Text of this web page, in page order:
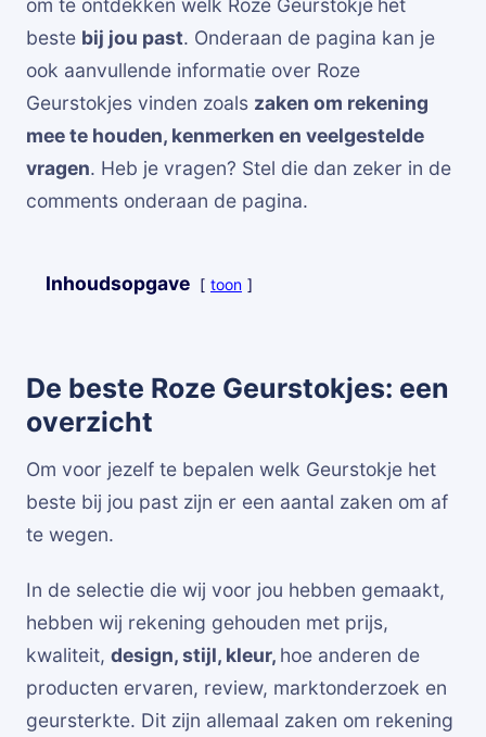
beste bij jou past. Onderaan de pagina kan je
ook aanvullende informatie over Roze
Geurstokjes vinden zoals zaken om rekening
mee te houden, kenmerken en veelgestelde
vragen. Heb je vragen? Stel die dan zeker in de
comments onderaan de pagina.
Inhoudsopgave toon
De beste Roze Geurstokjes: een
overzicht
Om voor jezelf te bepalen welk Geurstokje het
beste bij jou past zijn er een aantal zaken om af
te wegen.
In de selectie die wij voor jou hebben gemaakt,
hebben wij rekening gehouden met prijs,
kwaliteit, design, stijl, kleur, hoe anderen de
producten ervaren, review, marktonderzoek en
geursterkte. Dit zijn allemaal zaken om rekening